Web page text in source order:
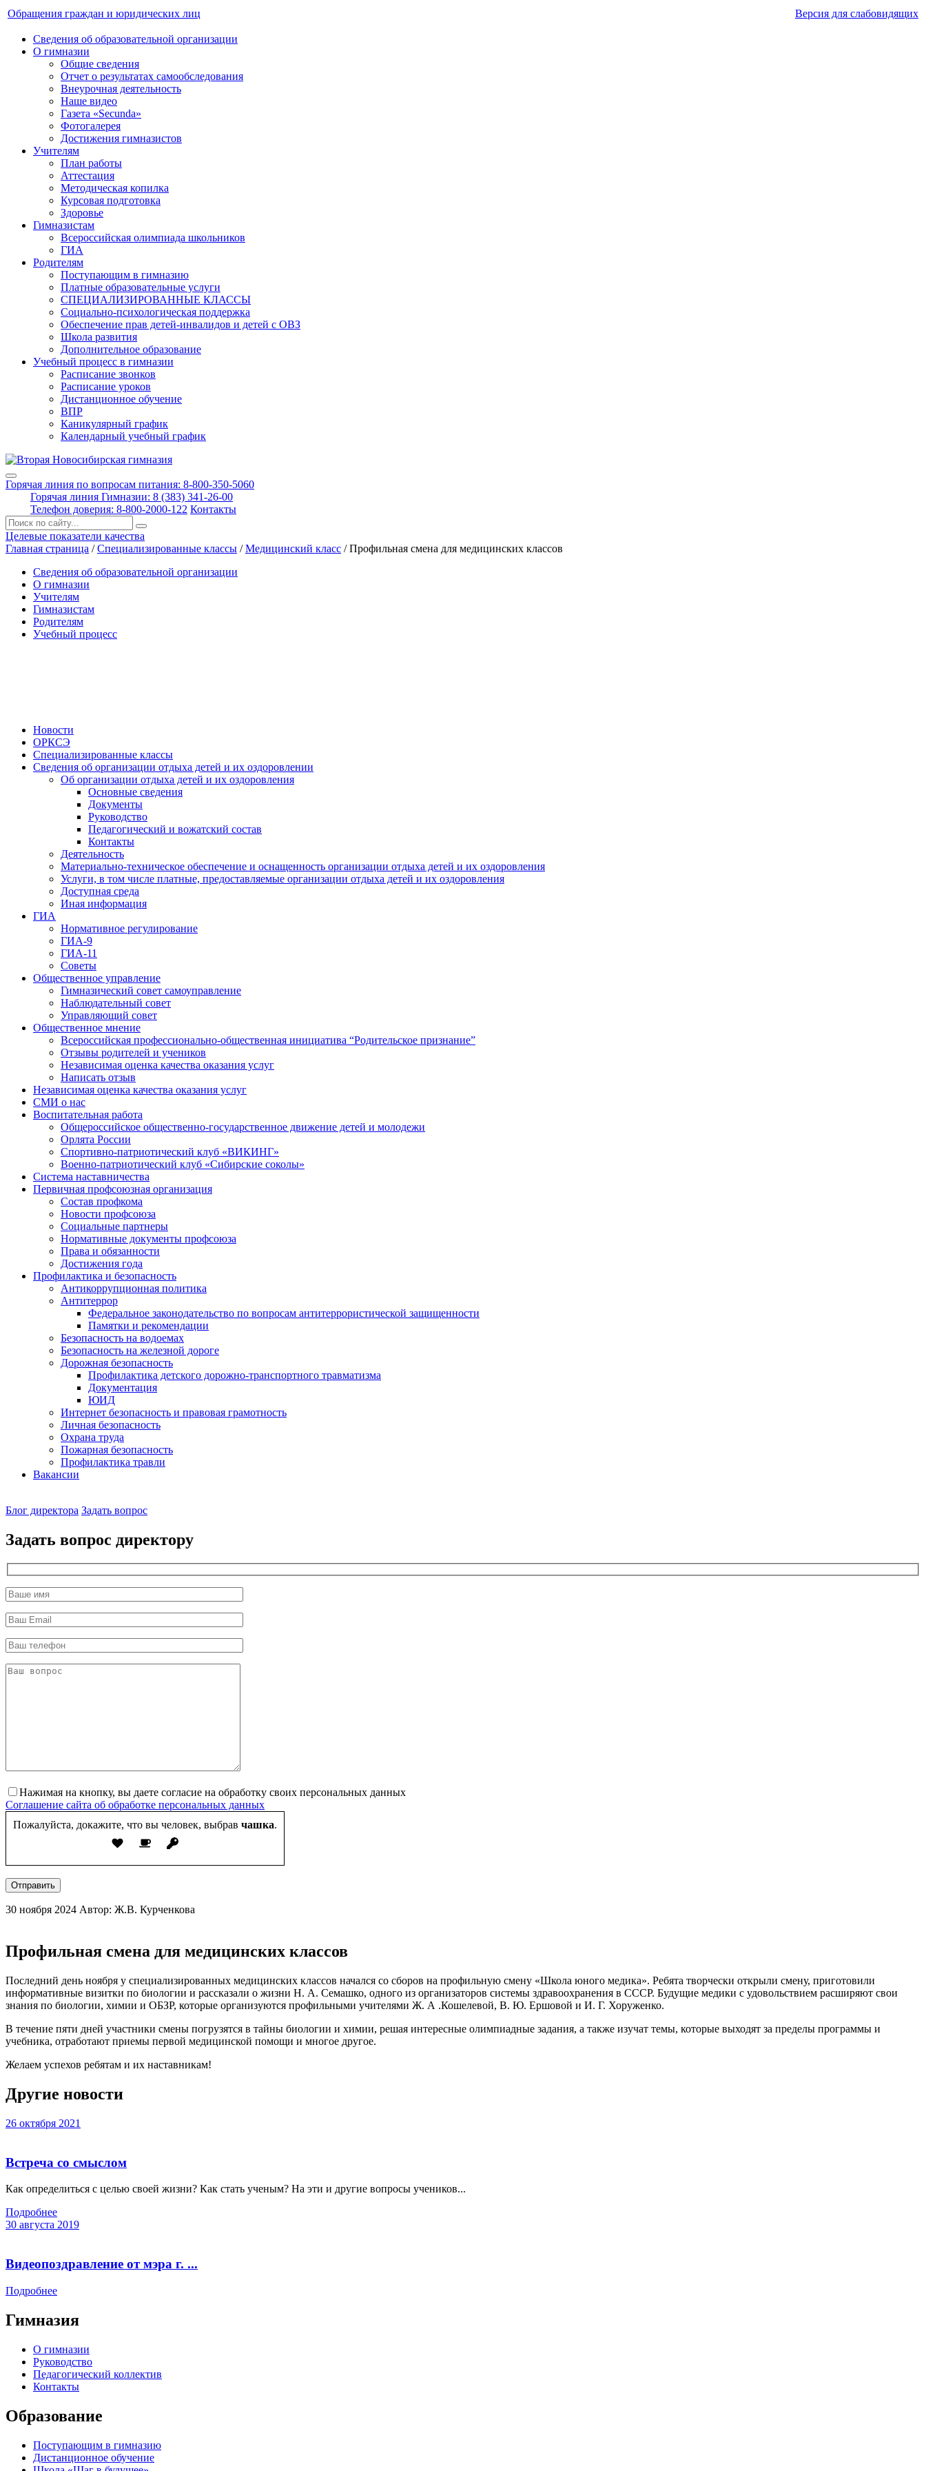
Обращения граждан и юридических лиц Версия для слабовидящих
Сведения об образовательной организации
О гимназии
Общие сведения
Отчет о результатах самообследования
Внеурочная деятельность
Наше видео
Газета «Secunda»
Фотогалерея
Достижения гимназистов
Учителям
План работы
Аттестация
Методическая копилка
Курсовая подготовка
Здоровье
Гимназистам
Всероссийская олимпиада школьников
ГИА
Родителям
Поступающим в гимназию
Платные образовательные услуги
СПЕЦИАЛИЗИРОВАННЫЕ КЛАССЫ
Социально-психологическая поддержка
Обеспечение прав детей-инвалидов и детей с ОВЗ
Школа развития
Дополнительное образование
Учебный процесс в гимназии
Расписание звонков
Расписание уроков
Дистанционное обучение
ВПР
Каникулярный график
Календарный учебный график
Горячая линия по вопросам питания: 8-800-350-5060
Горячая линия Гимназии: 8 (383) 341-26-00
Телефон доверия: 8-800-2000-122 Контакты
Поиск:
Целевые показатели качества
Главная страница /Специализированные классы /Медицинский класс /Профильная смена для медицинских классов
Сведения об образовательной организации
О гимназии
Учителям
Гимназистам
Родителям
Учебный процесс
Новости
ОРКСЭ
Специализированные классы
Сведения об организации отдыха детей и их оздоровлении
Об организации отдыха детей и их оздоровления
Основные сведения
Документы
Руководство
Педагогический и вожатский состав
Контакты
Деятельность
Материально-техническое обеспечение и оснащенность организации отдыха детей и их оздоровления
Услуги, в том числе платные, предоставляемые организации отдыха детей и их оздоровления
Доступная среда
Иная информация
ГИА
Нормативное регулирование
ГИА-9
ГИА-11
Советы
Общественное управление
Гимназический совет самоуправление
Наблюдательный совет
Управляющий совет
Общественное мнение
Всероссийская профессионально-общественная инициатива “Родительское признание”
Отзывы родителей и учеников
Независимая оценка качества оказания услуг
Написать отзыв
Независимая оценка качества оказания услуг
СМИ о нас
Воспитательная работа
Общероссийское общественно-государственное движение детей и молодежи
Орлята России
Спортивно-патриотический клуб «ВИКИНГ»
Военно-патриотический клуб «Сибирские соколы»
Система наставничества
Первичная профсоюзная организация
Состав профкома
Новости профсоюза
Социальные партнеры
Нормативные документы профсоюза
Права и обязанности
Достижения года
Профилактика и безопасность
Антикоррупционная политика
Антитеррор
Федеральное законодательство по вопросам антитеррористической защищенности
Памятки и рекомендации
Безопасность на водоемах
Безопасность на железной дороге
Дорожная безопасность
Профилактика детского дорожно-транспортного травматизма
Документация
ЮИД
Интернет безопасность и правовая грамотность
Личная безопасность
Охрана труда
Пожарная безопасность
Профилактика травли
Вакансии
директор
Блог директора Задать вопрос
Задать вопрос директору
Нажимая на кнопку, вы даете согласие на обработку своих персональных данных
Соглашение сайта об обработке персональных данных
Пожалуйста, докажите, что вы человек, выбрав чашка.
Отправить
30 ноября 2024 Автор: Ж.В. Курченкова
Профильная смена для медицинских классов
Последний день ноября у специализированных медицинских классов начался со сборов на профильную смену «Школа юного медика». Ребята творчески открыли смену, приготовили
информативные визитки по биологии и рассказали о жизни Н. А. Семашко, одного из организаторов системы здравоохранения в СССР. Будущие медики с удовольствием расширяют свои
знания по биологии, химии и ОБЗР, которые организуются профильными учителями Ж. А .Кошелевой, В. Ю. Ершовой и И. Г. Хоруженко.
В течение пяти дней участники смены погрузятся в тайны биологии и химии, решая интересные олимпиадные задания, а также изучат темы, которые выходят за пределы программы и
учебника, отработают приемы первой медицинской помощи и многое другое.
Желаем успехов ребятам и их наставникам!
Другие новости
26 октября 2021
Встреча со смыслом
Как определиться с целью своей жизни? Как стать ученым? На эти и другие вопросы учеников...
Подробнее
30 августа 2019
Видеопоздравление от мэра г. ...
Подробнее
Гимназия
О гимназии
Руководство
Педагогический коллектив
Контакты
Образование
Поступающим в гимназию
Дистанционное обучение